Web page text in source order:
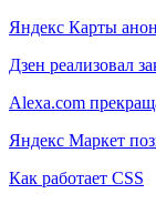
Яндекс Карты
Дзен реализовал
Alexa.com
Яндекс Маркет
Как работает CSS